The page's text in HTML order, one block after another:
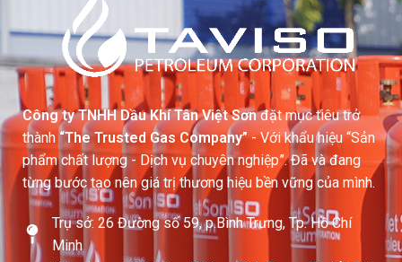
Công ty TNHH Dầu Khí Tân Việt Sơnđặt mục tiêu trở
thành “The Trusted Gas Company”- Với khẩu hiệu “Sản
phẩm chất lượng - Dịch vụ chuyên nghiệp”. Đã và đang
từng bước tạo nên giá trị thương hiệu bền vững của mình.
Trụ sở: 26 Đường số 59, p.Bình Trưng, Tp. Hồ Chí
Minh